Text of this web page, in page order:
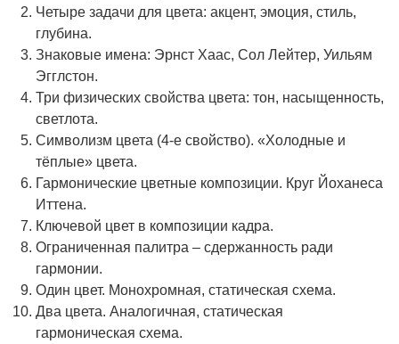
Четыре задачи для цвета: акцент, эмоция, стиль,
глубина.
Знаковые имена: Эрнст Хаас, Сол Лейтер, Уильям
Эгглстон.
Три физических свойства цвета: тон, насыщенность,
светлота.
Символизм цвета (4-е свойство). «Холодные и
тёплые» цвета.
Гармонические цветные композиции. Круг Йоханеса
Иттена.
Ключевой цвет в композиции кадра.
Ограниченная палитра – сдержанность ради
гармонии.
Один цвет. Монохромная, статическая схема.
Два цвета. Аналогичная, статическая
гармоническая схема.